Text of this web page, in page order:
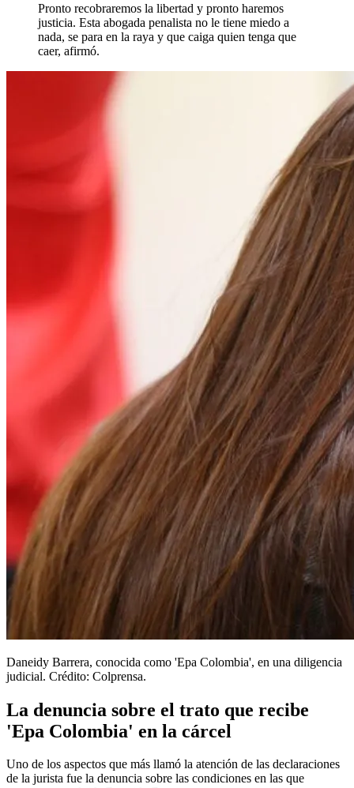
Pronto recobraremos la libertad y pronto haremos
justicia. Esta abogada penalista no le tiene miedo a
nada, se para en la raya y que caiga quien tenga que
caer, afirmó.
Daneidy Barrera, conocida como 'Epa Colombia', en una diligencia
judicial. Crédito: Colprensa.
La denuncia sobre el trato que recibe
'Epa Colombia' en la cárcel
Uno de los aspectos que más llamó la atención de las declaraciones
de la jurista fue la denuncia sobre las condiciones en las que